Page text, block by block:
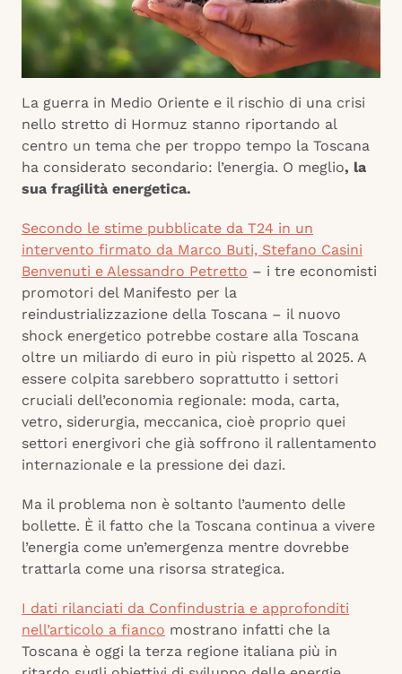
La guerra in Medio Oriente e il rischio di una crisi
nello stretto di Hormuz stanno riportando al
centro un tema che per troppo tempo la Toscana
ha considerato secondario: l’energia. O meglio, la
sua fragilità energetica.
Secondo le stime pubblicate da T24 in un
intervento firmato da Marco Buti, Stefano Casini
Benvenuti e Alessandro Petretto – i tre economisti
promotori del Manifesto per la
reindustrializzazione della Toscana – il nuovo
shock energetico potrebbe costare alla Toscana
oltre un miliardo di euro in più rispetto al 2025. A
essere colpita sarebbero soprattutto i settori
cruciali dell’economia regionale: moda, carta,
vetro, siderurgia, meccanica, cioè proprio quei
settori energivori che già soffrono il rallentamento
internazionale e la pressione dei dazi.
Ma il problema non è soltanto l’aumento delle
bollette. È il fatto che la Toscana continua a vivere
l’energia come un’emergenza mentre dovrebbe
trattarla come una risorsa strategica.
I dati rilanciati da Confindustria e approfonditi
nell’articolo a fianco mostrano infatti che la
Toscana è oggi la terza regione italiana più in